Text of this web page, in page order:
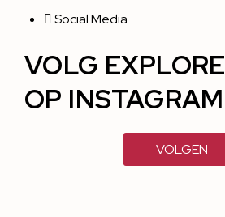
Social Media
VOLG EXPLORE
OP INSTAGRAM
VOLGEN